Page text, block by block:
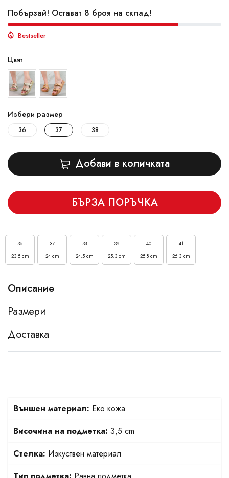
Побързай! Остават 8 броя на склад!
Bestseller
Цвят
Избери размер
36 37 38
Добави в количката
БЪРЗА ПОРЪЧКА
36
23.5 cm
37
24 cm
38
24.5 cm
39
25.3 cm
40
25.8 cm
41
26.3 cm
Описание
Размери
Доставка
Външен материал: Еко кожа
Височина на подметка: 3,5 cm
Стелка: Изкуствен материал